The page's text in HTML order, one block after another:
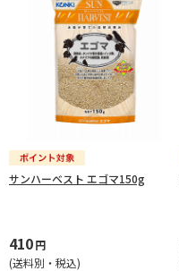
サンハーベスト エゴマ150g
410円
(送料別・税込)